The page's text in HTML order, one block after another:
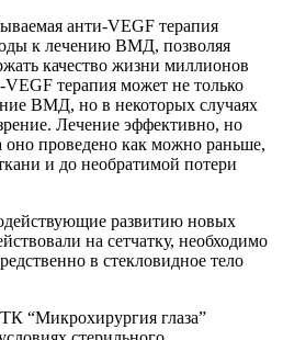
анти-VEGF терапия
к лечению ВМД, позволяя
качество жизни миллионов
терапия может не только
ВМД, но в некоторых случаях
Лечение эффективно, но
оно проведено как можно раньше,
и до необратимой потери
развитию новых
на сетчатку, необходимо
в стекловидное тело
“Микрохирургия глаза”